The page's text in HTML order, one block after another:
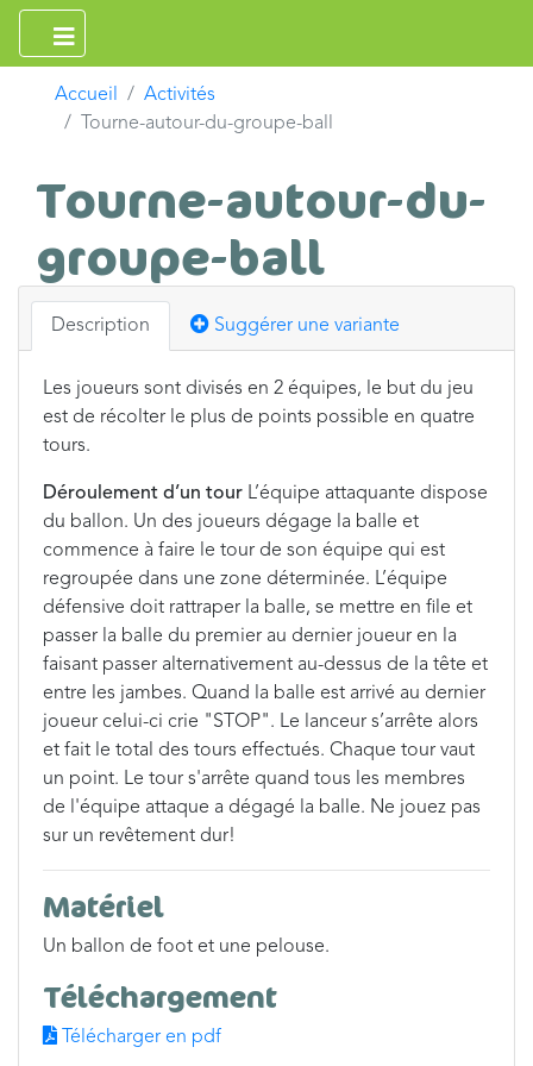
Accueil
Activités
Tourne-autour-du-groupe-ball
Tourne-autour-du-
groupe-ball
Description Suggérer une variante
Les joueurs sont divisés en 2 équipes, le but du jeu
est de récolter le plus de points possible en quatre
tours.
Déroulement d’un tour L’équipe attaquante dispose
du ballon. Un des joueurs dégage la balle et
commence à faire le tour de son équipe qui est
regroupée dans une zone déterminée. L’équipe
défensive doit rattraper la balle, se mettre en file et
passer la balle du premier au dernier joueur en la
faisant passer alternativement au-dessus de la tête et
entre les jambes. Quand la balle est arrivé au dernier
joueur celui-ci crie "STOP". Le lanceur s’arrête alors
et fait le total des tours effectués. Chaque tour vaut
un point. Le tour s'arrête quand tous les membres
de l'équipe attaque a dégagé la balle. Ne jouez pas
sur un revêtement dur!
Matériel
Un ballon de foot et une pelouse.
Téléchargement
Télécharger en pdf